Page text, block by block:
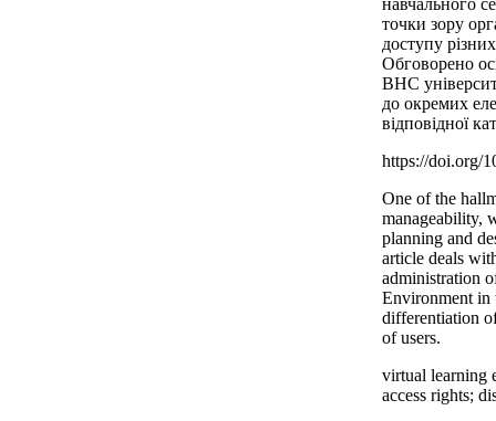
навчального
точки зору
доступу
Обговорено
ВНС
до окремих
відповідної
https://doi.org/
One of the
manageability,
planning and
article deals
administration
Environment in
differentiation
of users.
virtual learning
access rights;